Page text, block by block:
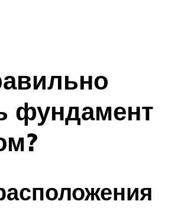
фундамент